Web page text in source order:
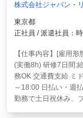
株式会社ジャパン・
東京都
正社員 / 派遣社員：
【仕事内容】[雇用
(実働8h) 研修7日間:
務OK 交通費支給 ミ
～18:00 日払い・週
勤務で土日祝休み、